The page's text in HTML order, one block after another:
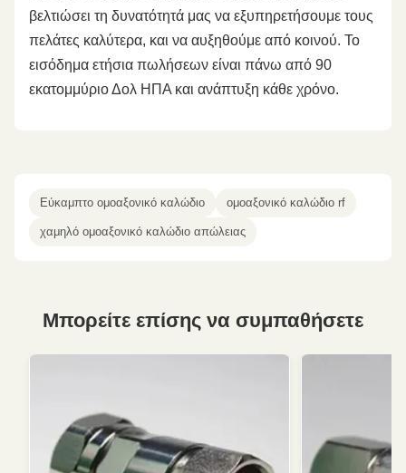
βελτιώσει τη δυνατότητά μας να εξυπηρετήσουμε τους
πελάτες καλύτερα, και να αυξηθούμε από κοινού. Το
εισόδημα ετήσια πωλήσεων είναι πάνω από 90
εκατομμύριο Δολ ΗΠΑ και ανάπτυξη κάθε χρόνο.
Εύκαμπτο ομοαξονικό καλώδιο ομοαξονικό καλώδιο rf
χαμηλό ομοαξονικό καλώδιο απώλειας
Μπορείτε επίσης να συμπαθήσετε